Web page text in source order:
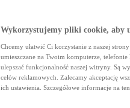
Wykorzystujemy pliki cookie, aby
Chcemy ułatwić Ci korzystanie z naszej
umieszczane na Twoim komputerze,
ulepszać funkcjonalność naszej witryny. Są
celów reklamowych. Zalecamy akceptację
ich ustawienia. Szczegółowe informacje na